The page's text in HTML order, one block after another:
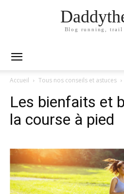
Blog running, trail
Accueil Tous nos conseils et astuces
Les bienfaits et
la course à pied